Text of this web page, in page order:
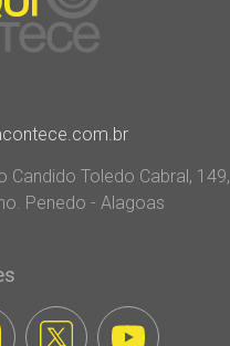
Candido Toledo Cabral, 149,
Penedo - Alagoas